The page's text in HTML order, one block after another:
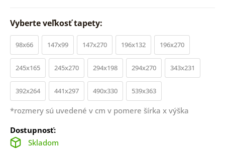
Vyberte veľkosť tapety:
98x66 147x99 147x270 196x132 196x270
245x165 245x270 294x198 294x270 343x231
392x264 441x297 490x330 539x363
*rozmery sú uvedené v cm v pomere šírka x výška
Dostupnosť:
Skladom